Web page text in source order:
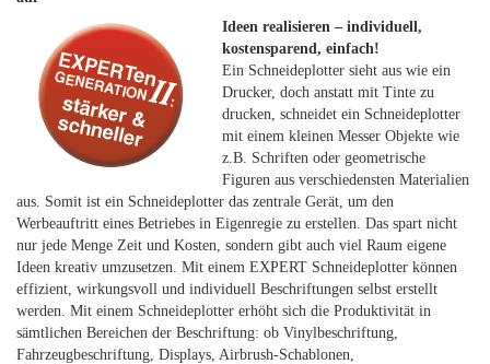
Ideen realisieren – individuell,
kostensparend, einfach!
Ein Schneideplotter sieht aus wie ein
Drucker, doch anstatt mit Tinte zu
drucken, schneidet ein Schneideplotter
mit einem kleinen Messer Objekte wie
z.B. Schriften oder geometrische
Figuren aus verschiedensten Materialien
aus. Somit ist ein Schneideplotter das zentrale Gerät, um den
Werbeauftritt eines Betriebes in Eigenregie zu erstellen. Das spart nicht
nur jede Menge Zeit und Kosten, sondern gibt auch viel Raum eigene
Ideen kreativ umzusetzen. Mit einem EXPERT Schneideplotter können
effizient, wirkungsvoll und individuell Beschriftungen selbst erstellt
werden. Mit einem Schneideplotter erhöht sich die Produktivität in
sämtlichen Bereichen der Beschriftung: ob Vinylbeschriftung,
Fahrzeugbeschriftung, Displays, Airbrush-Schablonen,